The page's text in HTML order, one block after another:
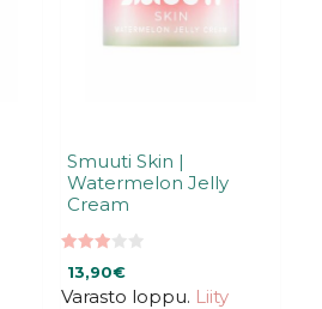
Smuuti Skin |
Watermelon Jelly
Cream
5:stä
13,90€
Varasto loppu. Liity